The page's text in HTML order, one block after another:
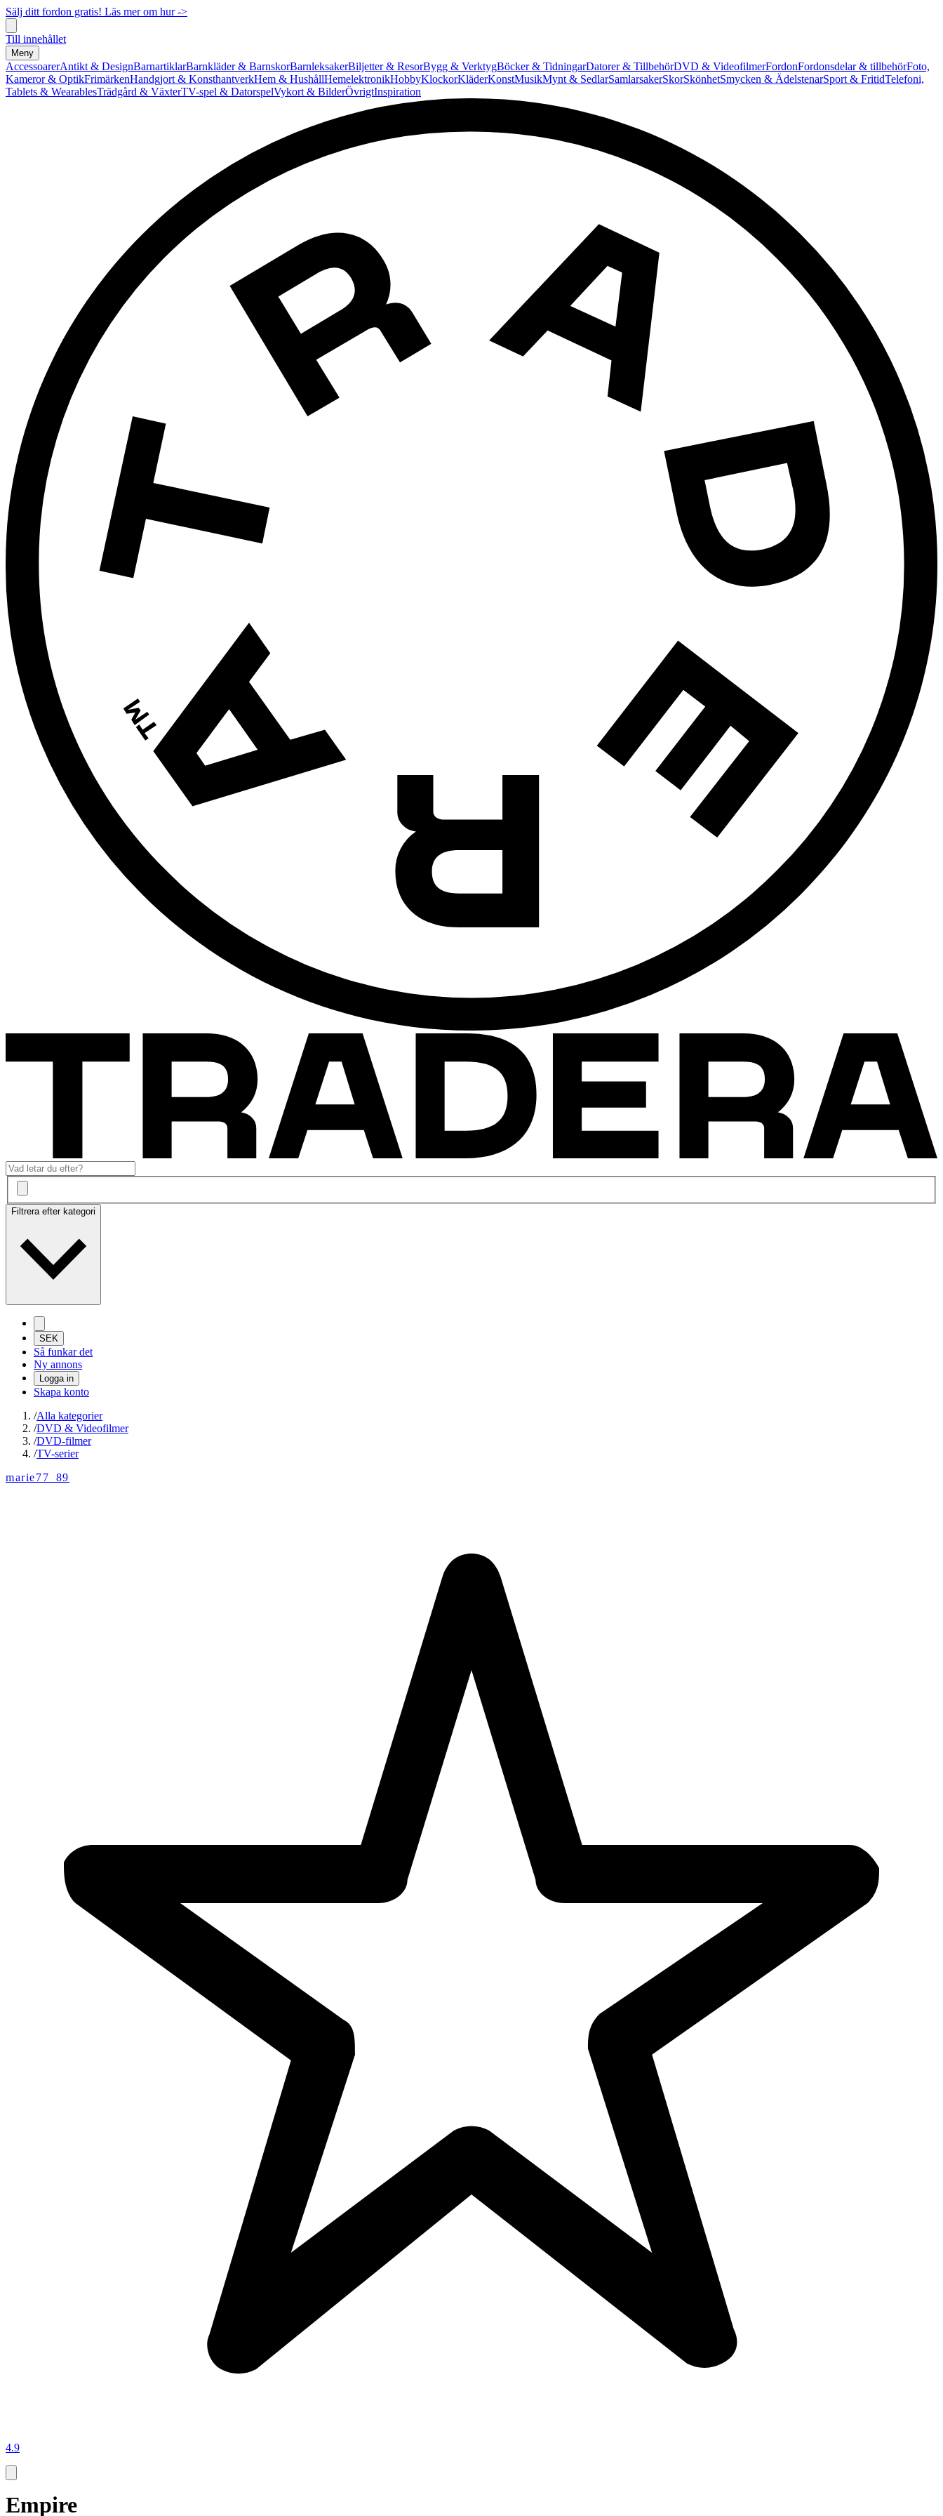
Sälj ditt fordon gratis! Läs mer om hur ->
Till innehållet
Meny
AccessoarerAntikt & DesignBarnartiklarBarnkläder & BarnskorBarnleksakerBiljetter & ResorBygg & VerktygBöcker & TidningarDatorer & TillbehörDVD & VideofilmerFordonFordonsdelar & tillbehörFoto,
Kameror & OptikFrimärkenHandgjort & KonsthantverkHem & HushållHemelektronikHobbyKlockorKläderKonstMusikMynt & SedlarSamlarsakerSkorSkönhetSmycken & ÄdelstenarSport & FritidTelefoni,
Tablets & WearablesTrädgård & VäxterTV-spel & DatorspelVykort & BilderÖvrigtInspiration
Filtrera efter kategori
SEK
Så funkar det
Ny annons
Logga in
Skapa konto
/Alla kategorier
/DVD & Videofilmer
/DVD-filmer
/TV-serier
marie77_89
4.9
Empire